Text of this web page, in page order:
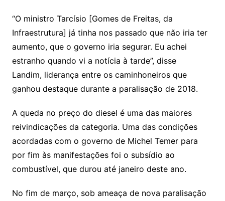
“O ministro Tarcísio [Gomes de Freitas, da
Infraestrutura] já tinha nos passado que não iria ter
aumento, que o governo iria segurar. Eu achei
estranho quando vi a notícia à tarde”, disse
Landim, liderança entre os caminhoneiros que
ganhou destaque durante a paralisação de 2018.
A queda no preço do diesel é uma das maiores
reivindicações da categoria. Uma das condições
acordadas com o governo de Michel Temer para
por fim às manifestações foi o subsídio ao
combustível, que durou até janeiro deste ano.
No fim de março, sob ameaça de nova paralisação